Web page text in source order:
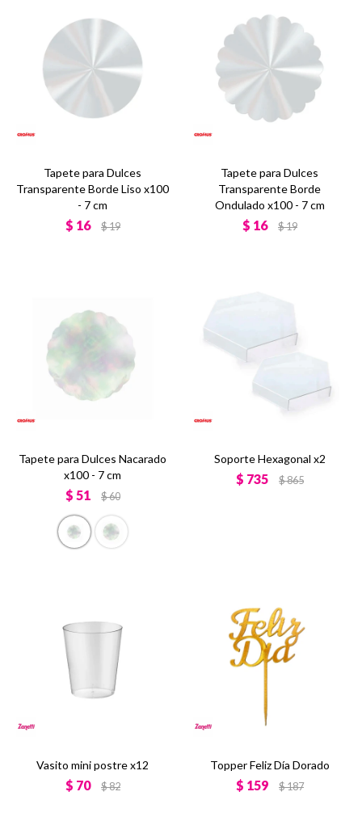
Tapete para Dulces
Transparente Borde Liso x100
- 7 cm
$ 16 $19
Tapete para Dulces
Transparente Borde
Ondulado x100 - 7 cm
$ 16 $19
Tapete para Dulces Nacarado
x100 - 7 cm
$ 51 $60
Soporte Hexagonal x2
$ 735 $865
Vasito mini postre x12
$ 70 $82
Topper Feliz Día Dorado
$ 159 $187